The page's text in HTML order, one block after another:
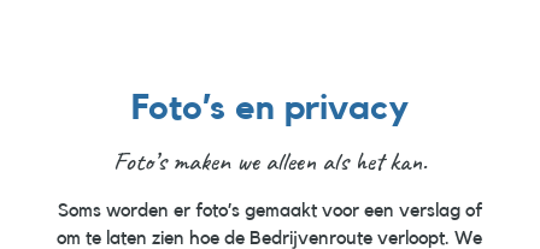
Foto’s en privacy
Foto’s maken we alleen als het kan.
Soms worden er foto’s gemaakt voor een verslag of
om te laten zien hoe de Bedrijvenroute verloopt. We